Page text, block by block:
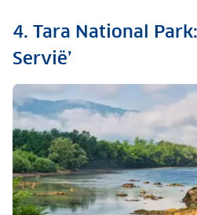
4. Tara National
Servië’